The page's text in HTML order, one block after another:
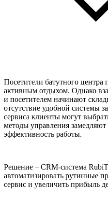
Посетители батутного
активным отдыхом. Однако
и посетителем начинают
отсутствие удобной системы
сервиса клиенты могут
методы управления
эффективность работы.
Решение – CRM-система
автоматизировать рутинные
сервис и увеличить прибыль